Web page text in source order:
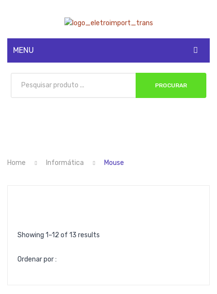
MENU
PROCURAR
Home Informática Mouse
Showing 1–12 of 13 results
Ordenar por :